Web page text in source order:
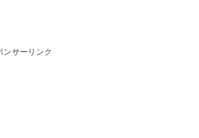
ンサーリンク